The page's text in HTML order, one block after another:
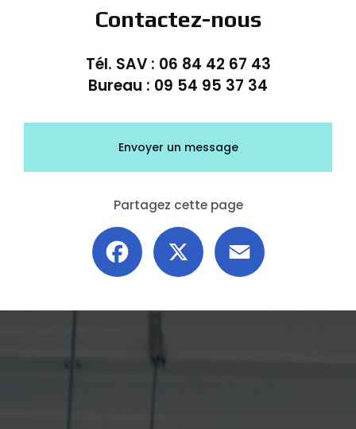
Contactez-nous
Tél. SAV : 06 84 42 67 43
Bureau : 09 54 95 37 34
Envoyer un message
Partagez cette page
Facebook